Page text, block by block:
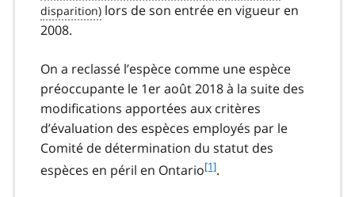
lors de son entrée en vigueur en
2008.
On a reclassé l’espèce comme une espèce
préoccupante le 1er août 2018 à la suite des
modifications apportées aux critères
d’évaluation des espèces employés par le
Comité de détermination du statut des
espèces en péril en Ontariof[1].